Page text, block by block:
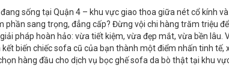
đang sống tại Quận 4 – khu vực giao thoa giữa nét cổ kính
phần sang trọng, đẳng cấp? Đừng vội chi hàng trăm triệu
pháp hoàn hảo: vừa tiết kiệm, vừa đẹp mắt, vừa bền
kết biến chiếc sofa cũ của bạn thành một điểm nhấn tinh
hàng đầu cho dịch vụ bọc ghế sofa da bò thật tại khu